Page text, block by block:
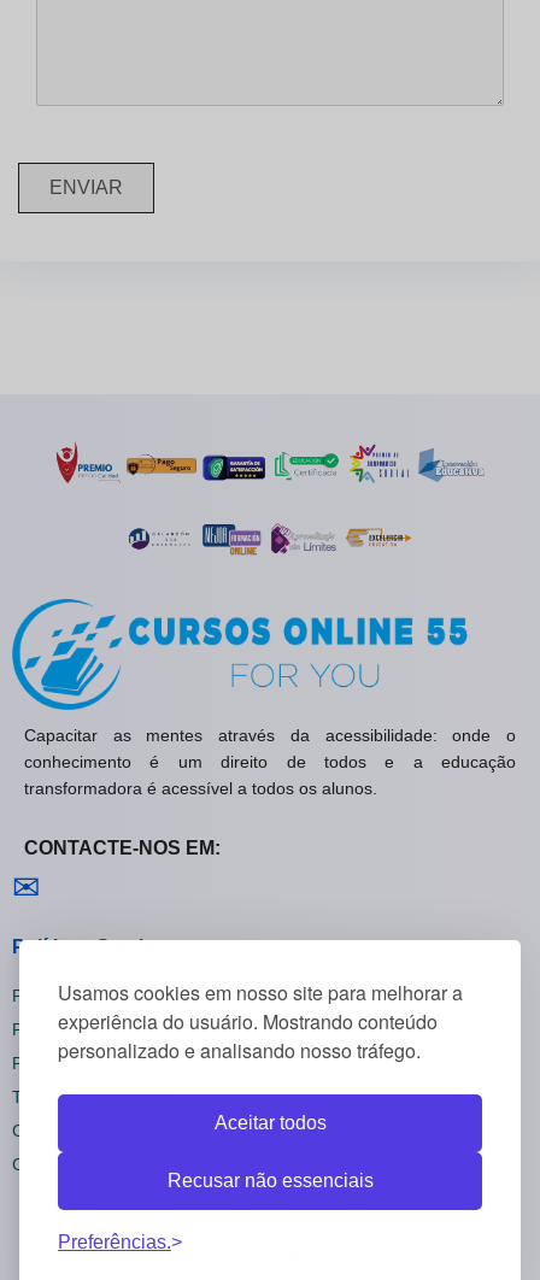
Usamos cookies em nosso site para melhorar a
experiência do usuário. Mostrando conteúdo
personalizado e analisando nosso tráfego.
Aceitar todos
Recusar não essenciais
Preferências.
ENVIAR
Capacitar as mentes através da acessibilidade: onde o
conhecimento é um direito de todos e a educação
transformadora é acessível a todos os alunos.
CONTACTE-NOS EM:
✉
Políticas Gerais
Política de Privacidade
Política de Cookies
Política de Reembolsos
Termos e Condições
Cancelar inscrição
Configurações de cookies
Todos os direitos reservados CursosOnline55 ©